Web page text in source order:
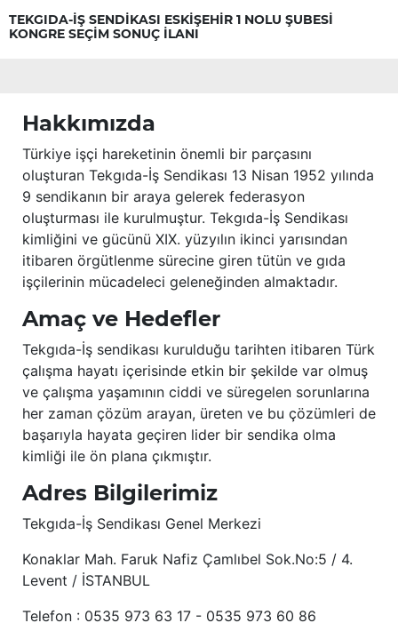
TEKGIDA-İŞ SENDİKASI ESKİŞEHİR 1 NOLU ŞUBESİ
KONGRE SEÇİM SONUÇ İLANI
Hakkımızda
Türkiye işçi hareketinin önemli bir parçasını
oluşturan Tekgıda-İş Sendikası 13 Nisan 1952 yılında
9 sendikanın bir araya gelerek federasyon
oluşturması ile kurulmuştur. Tekgıda-İş Sendikası
kimliğini ve gücünü XIX. yüzyılın ikinci yarısından
itibaren örgütlenme sürecine giren tütün ve gıda
işçilerinin mücadeleci geleneğinden almaktadır.
Amaç ve Hedefler
Tekgıda-İş sendikası kurulduğu tarihten itibaren Türk
çalışma hayatı içerisinde etkin bir şekilde var olmuş
ve çalışma yaşamının ciddi ve süregelen sorunlarına
her zaman çözüm arayan, üreten ve bu çözümleri de
başarıyla hayata geçiren lider bir sendika olma
kimliği ile ön plana çıkmıştır.
Adres Bilgilerimiz
Tekgıda-İş Sendikası Genel Merkezi
Konaklar Mah. Faruk Nafiz Çamlıbel Sok.No:5 / 4.
Levent / İSTANBUL
Telefon : 0535 973 63 17 - 0535 973 60 86